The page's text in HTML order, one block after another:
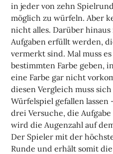
in jeder von zehn
möglich zu würfeln. Aber
nicht alles. Darüber hinaus
Aufgaben erfüllt werden,
vermerkt sind. Mal muss
bestimmten Farbe geben,
eine Farbe gar nicht
diesen Vergleich muss
Würfelspiel gefallen
drei Versuche, die
wird die Augenzahl auf
Der Spieler mit der
Runde und erhält somit